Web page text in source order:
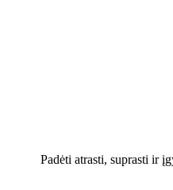
Padėti atrasti, suprasti ir